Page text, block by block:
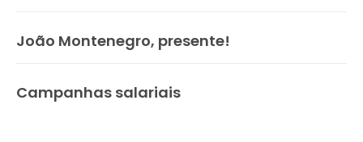
João Montenegro, presente!
Campanhas salariais